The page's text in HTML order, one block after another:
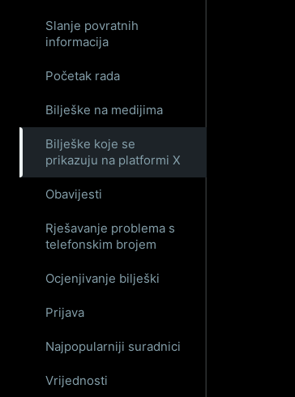
Slanje povratnih
informacija
Početak rada
Bilješke na medijima
Bilješke koje se
prikazuju na platformi X
Obavijesti
Rješavanje problema s
telefonskim brojem
Ocjenjivanje bilješki
Prijava
Najpopularniji suradnici
Vrijednosti